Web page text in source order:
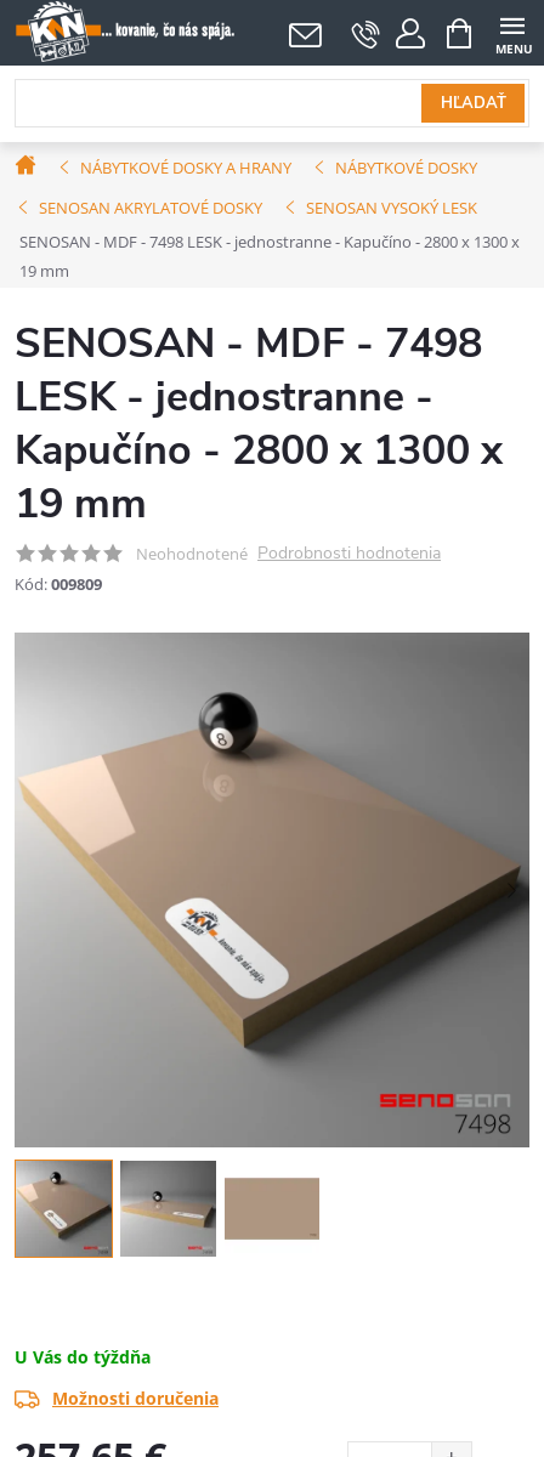
Prejsť
na
obsah
HĽADAŤ
NÁKUPNÝ
KOŠÍK
DomovNÁBYTKOVÉ DOSKY A HRANY
NÁBYTKOVÉ DOSKY
SENOSAN AKRYLATOVÉ DOSKY
SENOSAN VYSOKÝ LESK
SENOSAN - MDF - 7498 LESK - jednostranne - Kapučíno - 2800 x 1300 x
19 mm
SENOSAN - MDF - 7498
LESK - jednostranne -
Kapučíno - 2800 x 1300 x
19 mm
Neohodnotené Podrobnosti hodnotenia
Kód:009809
U Vás do týždňa
Možnosti doručenia